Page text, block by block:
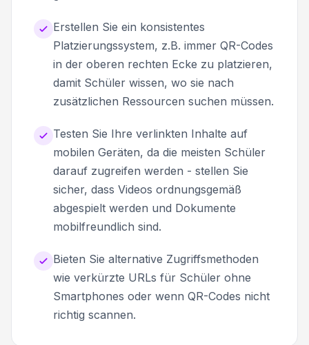
Erstellen Sie ein konsistentes
Platzierungssystem, z.B. immer QR-Codes
in der oberen rechten Ecke zu platzieren,
damit Schüler wissen, wo sie nach
zusätzlichen Ressourcen suchen müssen.
Testen Sie Ihre verlinkten Inhalte auf
mobilen Geräten, da die meisten Schüler
darauf zugreifen werden - stellen Sie
sicher, dass Videos ordnungsgemäß
abgespielt werden und Dokumente
mobilfreundlich sind.
Bieten Sie alternative Zugriffsmethoden
wie verkürzte URLs für Schüler ohne
Smartphones oder wenn QR-Codes nicht
richtig scannen.